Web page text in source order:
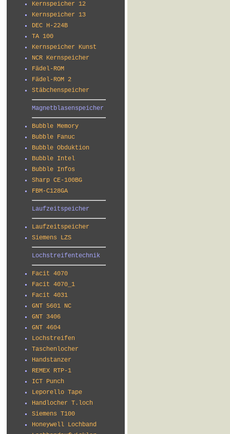
Kernspeicher 12
Kernspeicher 13
DEC H-224B
TA 100
Kernspeicher Kunst
NCR Kernspeicher
Fädel-ROM
Fädel-ROM 2
Stäbchenspeicher
Magnetblasenspeicher
Bubble Memory
Bubble Fanuc
Bubble Obduktion
Bubble Intel
Bubble Infos
Sharp CE-100BG
FBM-C128GA
Laufzeitspeicher
Laufzeitspeicher
Siemens LZS
Lochstreifentechnik
Facit 4070
Facit 4070_1
Facit 4031
GNT 5601 NC
GNT 3406
GNT 4604
Lochstreifen
Taschenlocher
Handstanzer
REMEX RTP-1
ICT Punch
Leporello Tape
Handlocher T.loch
Siemens T100
Honeywell Lochband